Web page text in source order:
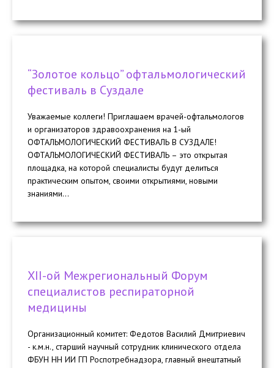
“Золотое кольцо” офтальмологический
фестиваль в Суздале
Уважаемые коллеги! Приглашаем врачей-офтальмологов
и организаторов здравоохранения на 1-ый
ОФТАЛЬМОЛОГИЧЕСКИЙ ФЕСТИВАЛЬ В СУЗДАЛЕ!
ОФТАЛЬМОЛОГИЧЕСКИЙ ФЕСТИВАЛЬ – это открытая
площадка, на которой специалисты будут делиться
практическим опытом, своими открытиями, новыми
знаниями...
ХII-ой Межрегиональный Форум
специалистов респираторной
медицины
Организационный комитет: Федотов Василий Дмитриевич
- к.м.н., старший научный сотрудник клинического отдела
ФБУН НН ИИ ГП Роспотребнадзора, главный внештатный